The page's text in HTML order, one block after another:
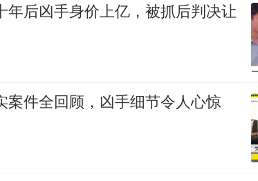
年后凶手身价上亿，被抓后判决让
案件全回顾，凶手细节令人心惊